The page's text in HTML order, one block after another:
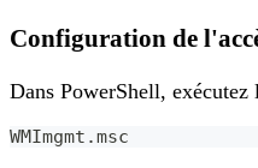
Configuration de
Dans PowerShell, exécutez
WMImgmt.msc